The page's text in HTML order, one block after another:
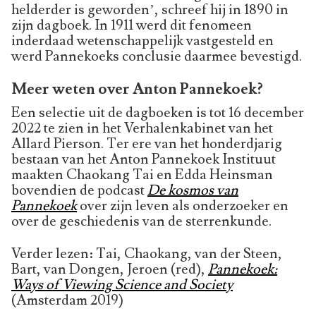
helderder is geworden’, schreef hij in 1890 in
zijn dagboek. In 1911 werd dit fenomeen
inderdaad wetenschappelijk vastgesteld en
werd Pannekoeks conclusie daarmee bevestigd.
Meer weten over Anton Pannekoek?
Een selectie uit de dagboeken is tot 16 december
2022 te zien in het Verhalenkabinet van het
Allard Pierson. Ter ere van het honderdjarig
bestaan van het Anton Pannekoek Instituut
maakten Chaokang Tai en Edda Heinsman
bovendien de podcastDe kosmos van
Pannekoekover zijn leven als onderzoeker en
over de geschiedenis van de sterrenkunde.
Verder lezen: Tai, Chaokang, van der Steen,
Bart, van Dongen, Jeroen (red), Pannekoek:
Ways of Viewing Science and Society
(Amsterdam 2019)